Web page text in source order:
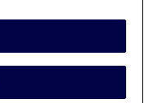
Kaikki oikeudet
Expedia, Inc.:n